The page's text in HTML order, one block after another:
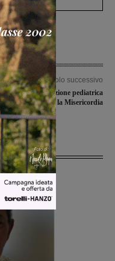
Articolo successivo
Corso di disostruzione pediatrica
presso la Misericordia